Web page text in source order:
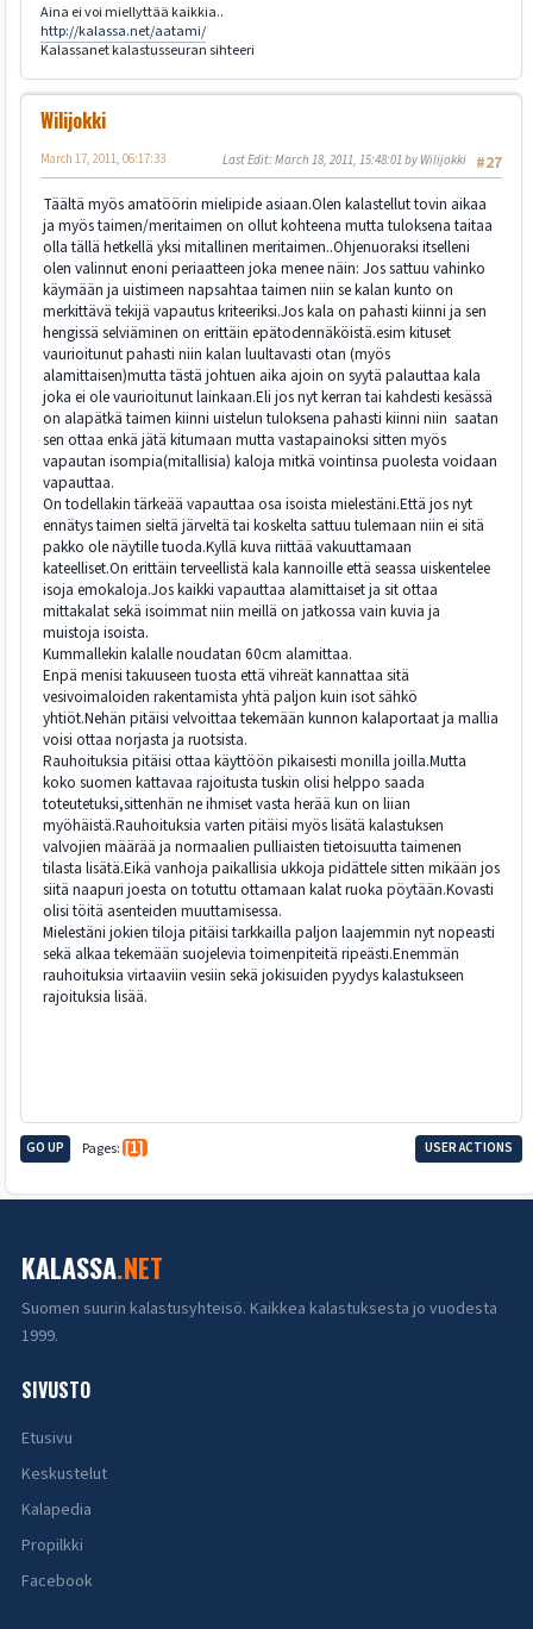
Aina ei voi miellyttää kaikkia..
http://kalassa.net/aatami/
Kalassanet kalastusseuran sihteeri
Wilijokki
#27
March 17, 2011, 06:17:33 Last Edit: March 18, 2011, 15:48:01 by Wilijokki
Täältä myös amatöörin mielipide asiaan.Olen kalastellut tovin aikaa
ja myös taimen/meritaimen on ollut kohteena mutta tuloksena taitaa
olla tällä hetkellä yksi mitallinen meritaimen..Ohjenuoraksi itselleni
olen valinnut enoni periaatteen joka menee näin: Jos sattuu vahinko
käymään ja uistimeen napsahtaa taimen niin se kalan kunto on
merkittävä tekijä vapautus kriteeriksi.Jos kala on pahasti kiinni ja sen
hengissä selviäminen on erittäin epätodennäköistä.esim kituset
vaurioitunut pahasti niin kalan luultavasti otan (myös
alamittaisen)mutta tästä johtuen aika ajoin on syytä palauttaa kala
joka ei ole vaurioitunut lainkaan.Eli jos nyt kerran tai kahdesti kesässä
on alapätkä taimen kiinni uistelun tuloksena pahasti kiinni niin saatan
sen ottaa enkä jätä kitumaan mutta vastapainoksi sitten myös
vapautan isompia(mitallisia) kaloja mitkä vointinsa puolesta voidaan
vapauttaa.
On todellakin tärkeää vapauttaa osa isoista mielestäni.Että jos nyt
ennätys taimen sieltä järveltä tai koskelta sattuu tulemaan niin ei sitä
pakko ole näytille tuoda.Kyllä kuva riittää vakuuttamaan
kateelliset.On erittäin terveellistä kala kannoille että seassa uiskentelee
isoja emokaloja.Jos kaikki vapauttaa alamittaiset ja sit ottaa
mittakalat sekä isoimmat niin meillä on jatkossa vain kuvia ja
muistoja isoista.
Kummallekin kalalle noudatan 60cm alamittaa.
Enpä menisi takuuseen tuosta että vihreät kannattaa sitä
vesivoimaloiden rakentamista yhtä paljon kuin isot sähkö
yhtiöt.Nehän pitäisi velvoittaa tekemään kunnon kalaportaat ja mallia
voisi ottaa norjasta ja ruotsista.
Rauhoituksia pitäisi ottaa käyttöön pikaisesti monilla joilla.Mutta
koko suomen kattavaa rajoitusta tuskin olisi helppo saada
toteutetuksi,sittenhän ne ihmiset vasta herää kun on liian
myöhäistä.Rauhoituksia varten pitäisi myös lisätä kalastuksen
valvojien määrää ja normaalien pulliaisten tietoisuutta taimenen
tilasta lisätä.Eikä vanhoja paikallisia ukkoja pidättele sitten mikään jos
siitä naapuri joesta on totuttu ottamaan kalat ruoka pöytään.Kovasti
olisi töitä asenteiden muuttamisessa.
Mielestäni jokien tiloja pitäisi tarkkailla paljon laajemmin nyt nopeasti
sekä alkaa tekemään suojelevia toimenpiteitä ripeästi.Enemmän
rauhoituksia virtaaviin vesiin sekä jokisuiden pyydys kalastukseen
rajoituksia lisää.
GO UP Pages 1 USER ACTIONS
KALASSA.NET
Suomen suurin kalastusyhteisö. Kaikkea kalastuksesta jo vuodesta
1999.
SIVUSTO
Etusivu
Keskustelut
Kalapedia
Propilkki
Facebook